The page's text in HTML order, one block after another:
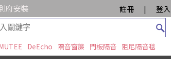
府安裝 註冊 | 登入
DeEcho 隔音窗簾 門板隔音 阻尼隔音毯